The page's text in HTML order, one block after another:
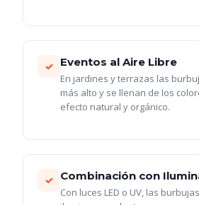
✓ Eventos al Aire Libre
En jardines y terrazas las
más alto y se llenan de los
efecto natural y orgánico.
✓ Combinación con
Con luces LED o UV, las